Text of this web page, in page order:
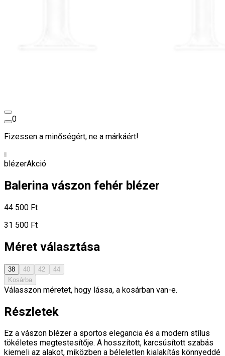
0
Fizessen a minőségért, ne a márkáért!
blézerAkció
Balerina vászon fehér blézer
44 500 Ft
31 500 Ft
Méret választása
38 40 42
44
Kosárba
Válasszon méretet, hogy lássa, a kosárban van-e.
Részletek
Ez a vászon blézer a sportos elegancia és a modern stílus
tökéletes megtestesítője. A hosszított, karcsúsított szabás
kiemeli az alakot, miközben a béleletlen kialakítás könnyeddé